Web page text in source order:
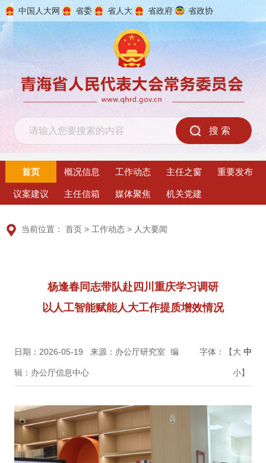
中国人大网 省委 省人大 省政府 省政协
首页 概况信息 工作动态 主任之窗 重要发布
议案建议 主任信箱 媒体聚焦 机关党建
当前位置：首页 >工作动态 > 人大要闻
杨逢春同志带队赴四川重庆学习调研
以人工智能赋能人大工作提质增效情况
日期：2026-05-19 来源：办公厅研究室 编
辑：办公厅信息中心
字体：【大 中
小】